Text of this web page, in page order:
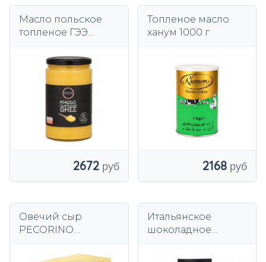
Масло польское
топленое ГЭЭ
жарки кето без
лактозы
2672
Топленое масло
ханум 1000 г
2168
Овечий сыр
PECORINO
200гр вкус
Итальянское
шоколадное
премиум